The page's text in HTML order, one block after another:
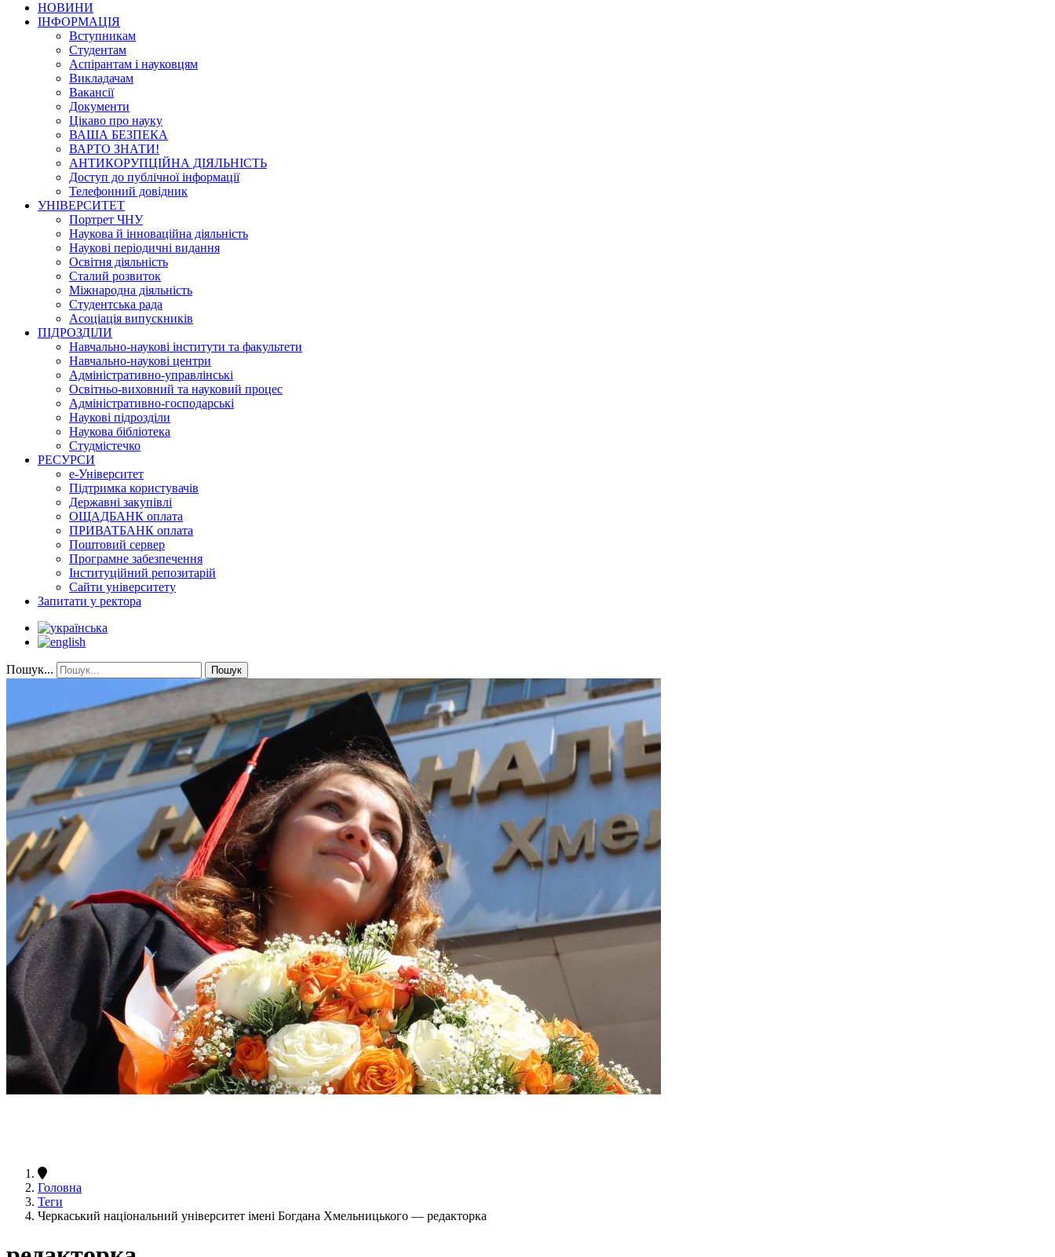
НОВИНИ
ІНФОРМАЦІЯ
Вступникам
Студентам
Аспірантам і науковцям
Викладачам
Вакансії
Документи
Цікаво про науку
ВАША БЕЗПЕКА
ВАРТО ЗНАТИ!
АНТИКОРУПЦІЙНА ДІЯЛЬНІСТЬ
Доступ до публічної інформації
Телефонний довідник
УНІВЕРСИТЕТ
Портрет ЧНУ
Наукова й інноваційна діяльність
Наукові періодичні видання
Освітня діяльність
Сталий розвиток
Міжнародна діяльність
Студентська рада
Асоціація випускників
ПІДРОЗДІЛИ
Навчально-наукові інститути та факультети
Навчально-наукові центри
Адміністративно-управлінські
Освітньо-виховний та науковий процес
Адміністративно-господарські
Наукові підрозділи
Наукова бібліотека
Студмістечко
РЕСУРСИ
е-Університет
Підтримка користувачів
Державні закупівлі
ОЩАДБАНК оплата
ПРИВАТБАНК оплата
Поштовий сервер
Програмне забезпечення
Інституційний репозитарій
Сайти університету
Запитати у ректора
Пошук... Пошук
Головна
Теги
Черкаський національний університет імені Богдана Хмельницького — редакторка